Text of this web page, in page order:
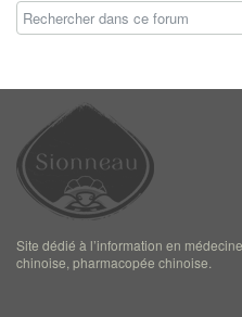
Site dédié à l’information en
chinoise, pharmacopée chinoise.